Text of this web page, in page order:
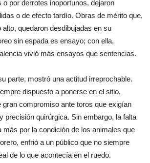
o por derrotes inoportunos, dejaron
o de efecto tardío. Obras de mérito que,
quedaron desdibujadas en su
sin espada es ensayo; con ella,
vivió más ensayos que sentencias.
parte, mostró una actitud irreprochable.
dispuesto a ponerse en el sitio,
gran compromiso ante toros que exigían
precisión quirúrgica. Sin embargo, la falta
más por la condición de los animales que
enfrió a un público que no siempre
de lo que acontecía en el ruedo.